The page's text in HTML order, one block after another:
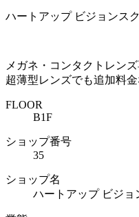
ハートアップ ビジョンス
メガネ・コンタクトレン
超薄型レンズでも追加料
FLOOR
B1F
ショップ番号
35
ショップ名
ハートアップ ビジョ